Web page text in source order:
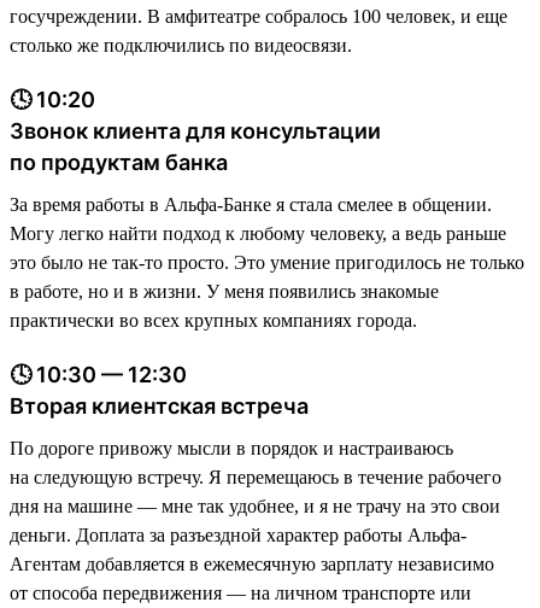
госучреждении. В амфитеатре собралось 100 человек, и еще
столько же подключились по видеосвязи.
🕓 10:20
Звонок клиента для консультации
по продуктам банка
За время работы в Альфа-Банке я стала смелее в общении.
Могу легко найти подход к любому человеку, а ведь раньше
это было не так-то просто. Это умение пригодилось не только
в работе, но и в жизни. У меня появились знакомые
практически во всех крупных компаниях города.
🕓 10:30 — 12:30
Вторая клиентская встреча
По дороге привожу мысли в порядок и настраиваюсь
на следующую встречу. Я перемещаюсь в течение рабочего
дня на машине — мне так удобнее, и я не трачу на это свои
деньги. Доплата за разъездной характер работы Альфа-
Агентам добавляется в ежемесячную зарплату независимо
от способа передвижения — на личном транспорте или